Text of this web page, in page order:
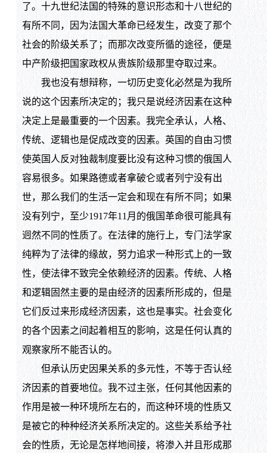
了。十九世纪法国的特殊的意识形态和十八世纪的
有所不同，因为法国大革命已经发生，改变了那个
社会的阶级关系了；而那次改变所循的途径，便是
中产阶级把国家政权从贵族阶级那里夺取过来。
我也没有想辩称，一切历史变化必然是为我所
说的这个因素所决定的；我只是说经济因素在这种
决定上是最重要的一个因素。我完全承认，人格、
传统、逻辑也是促成改变的因素。英国的自由习惯
使英国人反对独裁制度要比没有这种习惯的俄国人
容易很多。如果路德或者拿破仑或者列宁没有出
世，那么我们的生活一定会和现在有所不同；如果
没有列宁，至少1917年11月的俄国革命很可能具有
迥然不同的性质了。在法律的施行上，专门法学家
纯粹为了法律的缘故，努力追求一种形式上的一致
性，使法律不致完全依赖经济的因素。传统、人格
和逻辑固然主要的是由经济的因素所形成的，但是
它们反过来形成经济因素，这也是事实。社会变化
的各个因素之间起着相互的影响，这是任何认真的
观察家所不能否认的。
但承认历史因果关系的多元性，不等于否认经
济因素的首要地位。我不过主张，任何其他因素的
作用是被一种环境所左右的，而这种环境的性质又
是被它的种种经济关系所决定的。这些关系给予社
会的性质，无论是怎样地间接，将渗入并且形成那